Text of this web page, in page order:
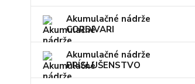
Akumulačné nádrže
CORDIVARI
Akumulačné nádrže
PRÍSLUŠENSTVO